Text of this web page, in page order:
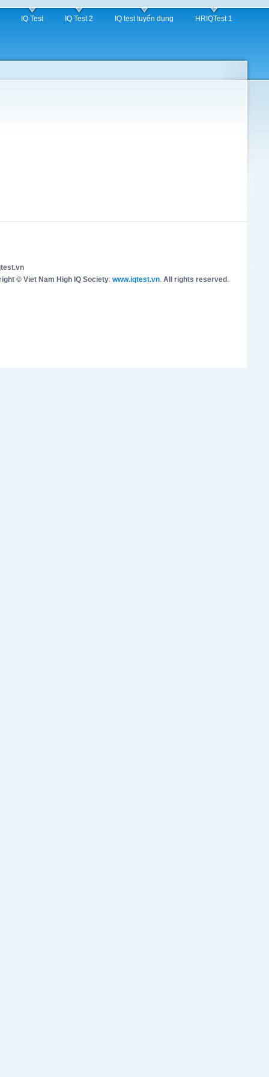
IQ Test IQ Test 2 IQ test tuyển dụng HRIQTest 1
© Viet Nam High IQ Society: www.iqtest.vn. All rights reserved .